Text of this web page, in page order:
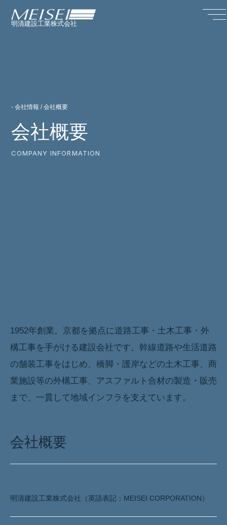
明清建設工業株式会社
- 会社情報 / 会社概要
会社概要
COMPANY INFORMATION
会社概要リード
1952年創業。京都を拠点に道路工事・土木工事・外
構工事を手がける建設会社です。幹線道路や生活道路
の舗装工事をはじめ、橋脚・護岸などの土木工事、商
業施設等の外構工事、アスファルト合材の製造・販売
まで、一貫して地域インフラを支えています。
会社概要
明清建設工業株式会社（英語表記：MEISEI CORPORATION）